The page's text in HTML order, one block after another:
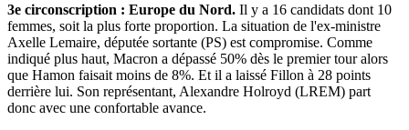
3e circonscription : Europe du Nord. Il y a 16 candidats dont 10
femmes, soit la plus forte proportion. La situation de l'ex-ministre
Axelle Lemaire, députée sortante (PS) est compromise. Comme
indiqué plus haut, Macron a dépassé 50% dès le premier tour alors
que Hamon faisait moins de 8%. Et il a laissé Fillon à 28 points
derrière lui. Son représentant, Alexandre Holroyd (LREM) part
donc avec une confortable avance.